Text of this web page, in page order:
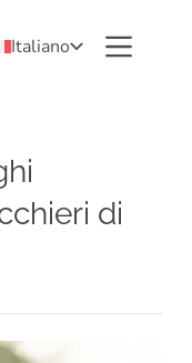
Italiano
di